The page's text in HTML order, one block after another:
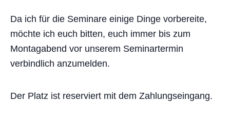
Da ich für die Seminare einige Dinge vorbereite,
möchte ich euch bitten, euch immer bis zum
Montagabend vor unserem Seminartermin
verbindlich anzumelden.
Der Platz ist reserviert mit dem Zahlungseingang.